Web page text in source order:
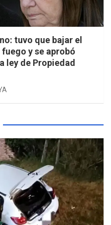
tuvo que bajar el
y se aprobó
ley de Propiedad